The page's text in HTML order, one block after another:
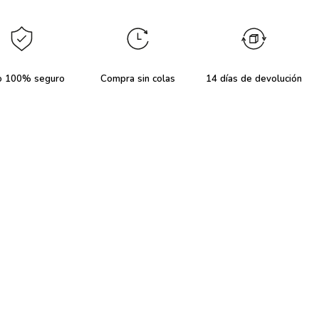
100% seguro Compra sin colas 14 días de devolución